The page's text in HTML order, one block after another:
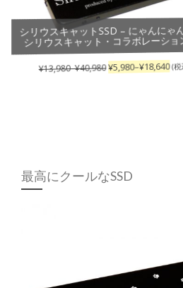
シリウスキャットSSD – にゃんにゃ
シリウスキャット・コラボレーショ
¥13,980–¥40,980¥5,980–¥18,640(税
最高にクールなSSD